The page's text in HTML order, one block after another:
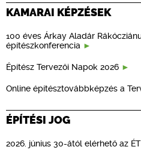
KAMARAI KÉPZÉSEK
100 éves Árkay Aladár
építészkonferencia
Építész Tervezői Napok 2026
Online építésztovábbképzés a
ÉPÍTÉSI JOG
2026. június 30-ától elérhető az